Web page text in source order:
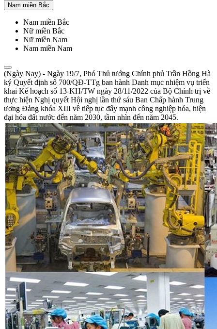
Nam miền Bắc
Nam miền Bắc
Nữ miền Bắc
Nữ miền Nam
Nam miền Nam
(Ngày Nay) - Ngày 19/7, Phó Thủ tướng Chính phủ Trần Hồng Hà
ký Quyết định số 700/QĐ-TTg ban hành Danh mục nhiệm vụ triển
khai Kế hoạch số 13-KH/TW ngày 28/11/2022 của Bộ Chính trị về
thực hiện Nghị quyết Hội nghị lần thứ sáu Ban Chấp hành Trung
ương Đảng khóa XIII về tiếp tục đẩy mạnh công nghiệp hóa, hiện
đại hóa đất nước đến năm 2030, tầm nhìn đến năm 2045.